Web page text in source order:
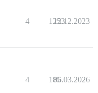
4 1253
12.12.2023
4 185
06.03.2026